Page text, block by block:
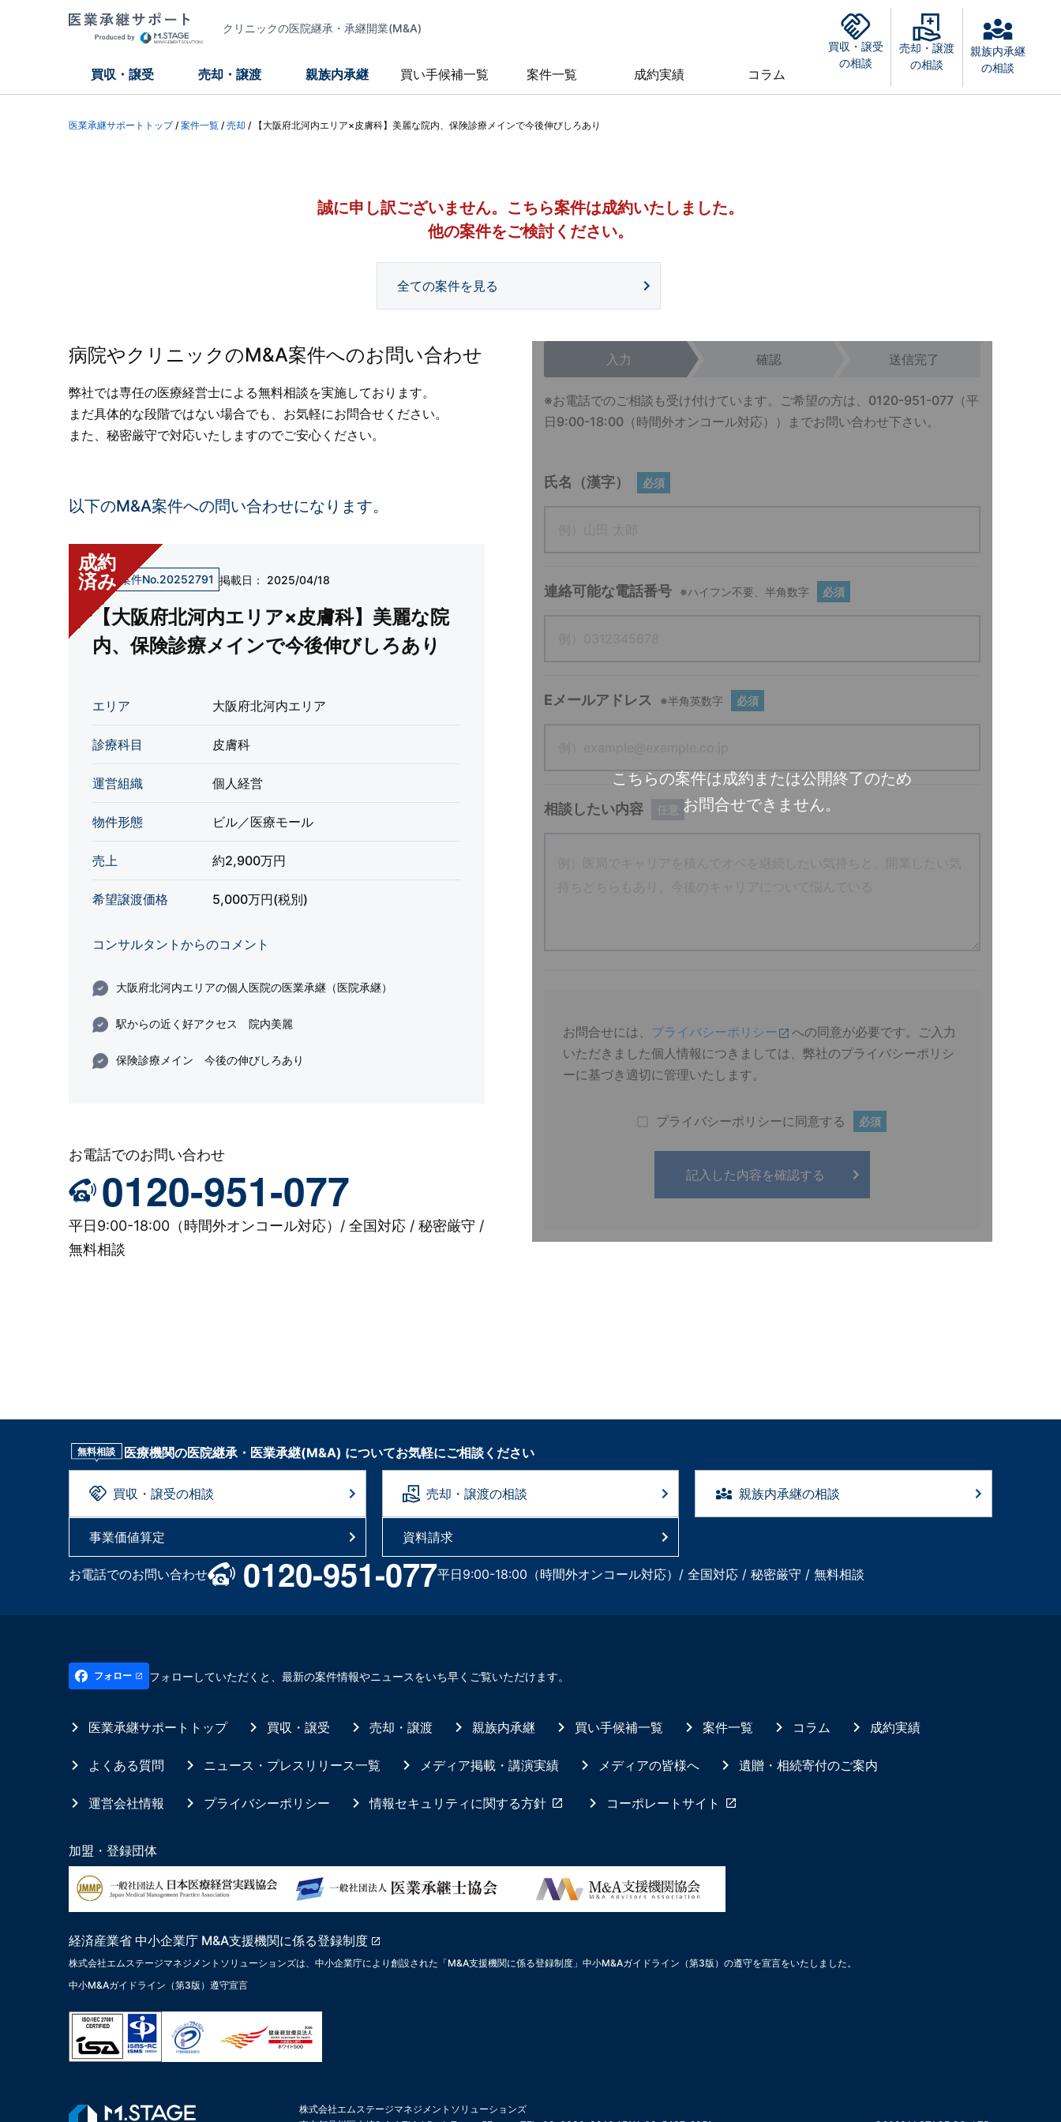
クリニックの医院継承・承継開業(M&A)
買収・譲受 売却・譲渡 親族内承継 買い手候補一覧 案件一覧 成約実績 コラム
買収・譲受
の相談
売却・譲渡
の相談
親族内承継
の相談
医業承継サポートトップ/ 案件一覧 / 売却 / 【大阪府北河内エリア×皮膚科】美麗な院内、保険診療メインで今後伸びしろあり
誠に申し訳ございません。 こちら案件は成約いたしました。
他の案件をご検討ください。
全ての案件を見る
病院やクリニックのM&A案件へのお問い合わせ
弊社では専任の医療経営士による無料相談を実施しております。
まだ具体的な段階ではない場合でも、お気軽にお問合せください。
また、秘密厳守で対応いたしますのでご安心ください。
以下のM&A案件への問い合わせになります。
成約
済み売却案件No.20252791 掲載日： 2025/04/18
【大阪府北河内エリア×皮膚科】美麗な院
内、保険診療メインで今後伸びしろあり
エリア 大阪府北河内エリア
診療科目 皮膚科
運営組織 個人経営
物件形態 ビル／医療モール
売上 約2,900万円
希望譲渡価格 5,000万円(税別)
コンサルタントからのコメント
大阪府北河内エリアの個人医院の医業承継（医院承継）
駅からの近く好アクセス 院内美麗
保険診療メイン 今後の伸びしろあり
お電話でのお問い合わせ
0120-951-077
平日9:00-18:00（時間外オンコール対応）/ 全国対応 / 秘密厳守 /
無料相談
こちらの案件は成約または公開終了のため
お問合せできません。
入力 確認 送信完了
※お電話でのご相談も受け付けています。ご希望の方は、 0120-951-077（平
日9:00-18:00（時間外オンコール対応））までお問い合わせ下さい。
氏名（漢字） 必須
連絡可能な電話番号 ※ハイフン不要、半角数字 必須
Eメールアドレス ※半角英数字 必須
相談したい内容
お問合せには、 プライバシーポリシー
への同意が必要です。ご入力
いただきました個人情報につきましては、弊社のプライバシーポリシ
ーに基づき適切に管理いたします。
プライバシーポリシーに同意する 必須
無料相談 医療機関の医院継承・医業承継(M&A) についてお気軽にご相談ください
買収・譲受の相談 売却・譲渡の相談 親族内承継の相談
事業価値算定 資料請求
お電話でのお問い合わせ 0120-951-077平日9:00-18:00（時間外オンコール対応）/ 全国対応 / 秘密厳守 / 無料相談
フォロー フォローしていただくと、最新の案件情報やニュースをいち早くご覧いただけます。
医業承継サポートトップ 買収・譲受 売却・譲渡 親族内承継 買い手候補一覧 案件一覧 コラム 成約実績
よくある質問 ニュース・プレスリリース一覧 メディア掲載・講演実績 メディアの皆様へ 遺贈・相続寄付のご案内
運営会社情報 プライバシーポリシー 情報セキュリティに関する方針 コーポレートサイト
加盟・登録団体
経済産業省 中小企業庁 M&A支援機関に係る登録制度
株式会社エムステージマネジメントソリューションズは、中小企業庁により創設された「M&A支援機関に係る登録制度」中小M&Aガイドライン（第3版）の遵守を宣言をいたしました。
中小M&Aガイドライン（第3版）遵守宣言
株式会社エムステージマネジメントソリューションズ